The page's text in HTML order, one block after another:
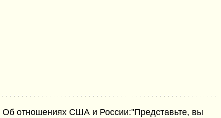
Об отношениях США и России:"Представьте, вы